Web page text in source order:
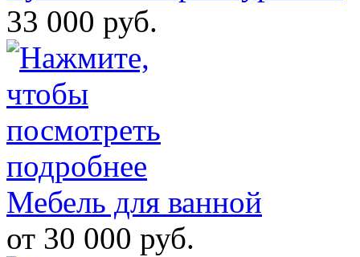
33 000 руб.
Мебель для ванной
от 30 000 руб.